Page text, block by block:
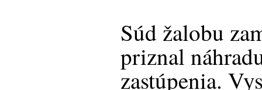
Súd žalobu
priznal
zastúpenia.